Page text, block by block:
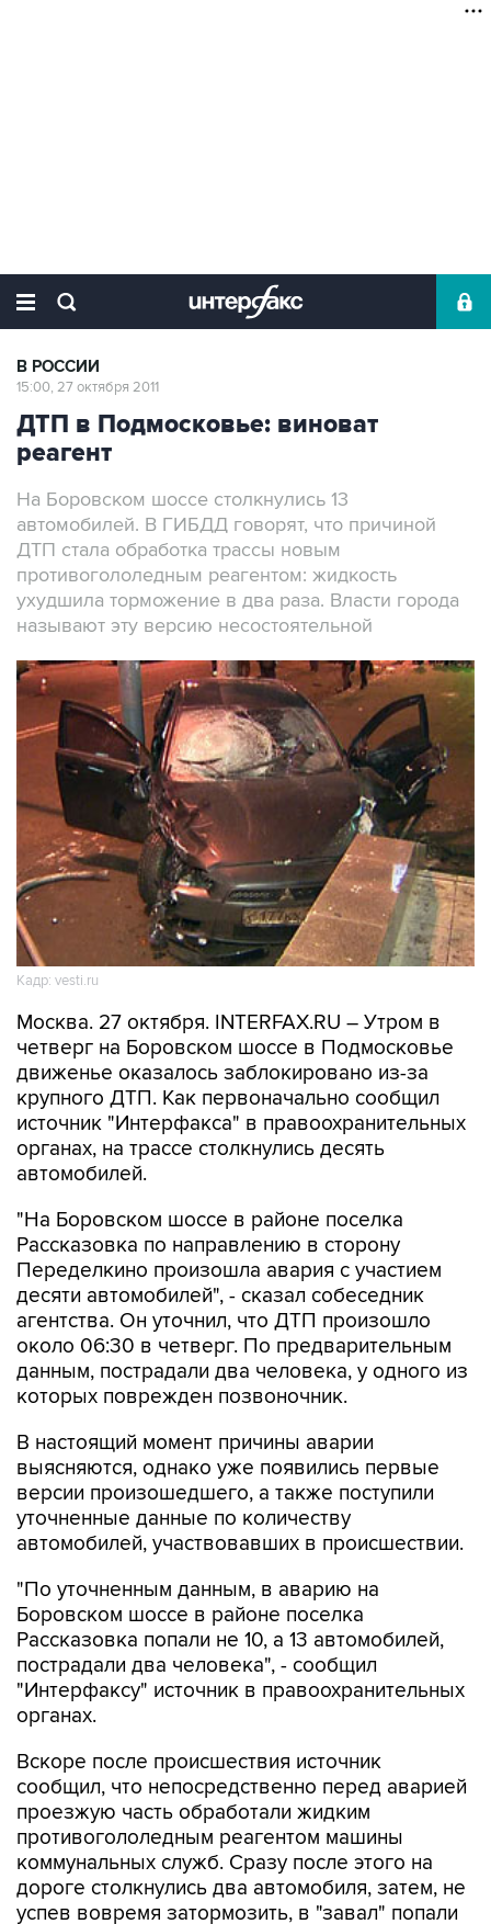
В РОССИИ
15:00, 27 октября 2011
ДТП в Подмосковье: виноват
реагент
На Боровском шоссе столкнулись 13
автомобилей. В ГИБДД говорят, что причиной
ДТП стала обработка трассы новым
противогололедным реагентом: жидкость
ухудшила торможение в два раза. Власти города
называют эту версию несостоятельной
Кадр: vesti.ru
Москва. 27 октября. INTERFAX.RU – Утром в
четверг на Боровском шоссе в Подмосковье
движенье оказалось заблокировано из-за
крупного ДТП. Как первоначально сообщил
источник "Интерфакса" в правоохранительных
органах, на трассе столкнулись десять
автомобилей.
"На Боровском шоссе в районе поселка
Рассказовка по направлению в сторону
Переделкино произошла авария с участием
десяти автомобилей", - сказал собеседник
агентства. Он уточнил, что ДТП произошло
около 06:30 в четверг. По предварительным
данным, пострадали два человека, у одного из
которых поврежден позвоночник.
В настоящий момент причины аварии
выясняются, однако уже появились первые
версии произошедшего, а также поступили
уточненные данные по количеству
автомобилей, участвовавших в происшествии.
"По уточненным данным, в аварию на
Боровском шоссе в районе поселка
Рассказовка попали не 10, а 13 автомобилей,
пострадали два человека", - сообщил
"Интерфаксу" источник в правоохранительных
органах.
Вскоре после происшествия источник
сообщил, что непосредственно перед аварией
проезжую часть обработали жидким
противогололедным реагентом машины
коммунальных служб. Сразу после этого на
дороге столкнулись два автомобиля, затем, не
успев вовремя затормозить, в "завал" попали